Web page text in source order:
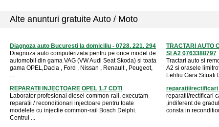
Alte anunturi gratuite Auto / Moto
Diagnoza auto Bucuresti la domiciliu - 0728. 221. 294
Diagnoza auto computerizata pentru pe orice model de
automobil din gama VAG (VW Audi Seat Skoda) si toata
gama OPEL,Dacia , Ford , Nissan , Renault , Peugeot,
...
TRACTARI AUTO
SI A2 0763388797
Tractari auto si
A2 si orasele
Lehliu Gara Situati
REPARATII INJECTOARE OPEL 1.7 CDTI
Laborator profesional diesel common-rail, executam
reparatii / reconditionari injectoare pentru toate
modelele cu injectie common-rail Bosch Delphi.
Centrul ...
reparatii/rectificari
reparatii/rectificari
,indiferent de
consta in